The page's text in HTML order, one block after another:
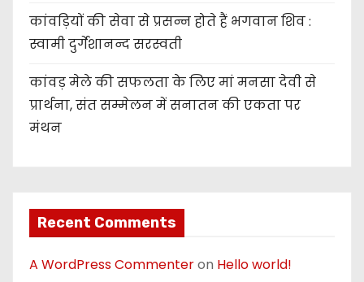
कांवड़ियों की सेवा से प्रसन्न होते हैं भगवान शिव :
स्वामी दुर्गेशानन्द सरस्वती
कांवड़ मेले की सफलता के लिए मां मनसा देवी से
प्रार्थना, संत सम्मेलन में सनातन की एकता पर
मंथन
Recent Comments
A WordPress Commenteron Hello world!